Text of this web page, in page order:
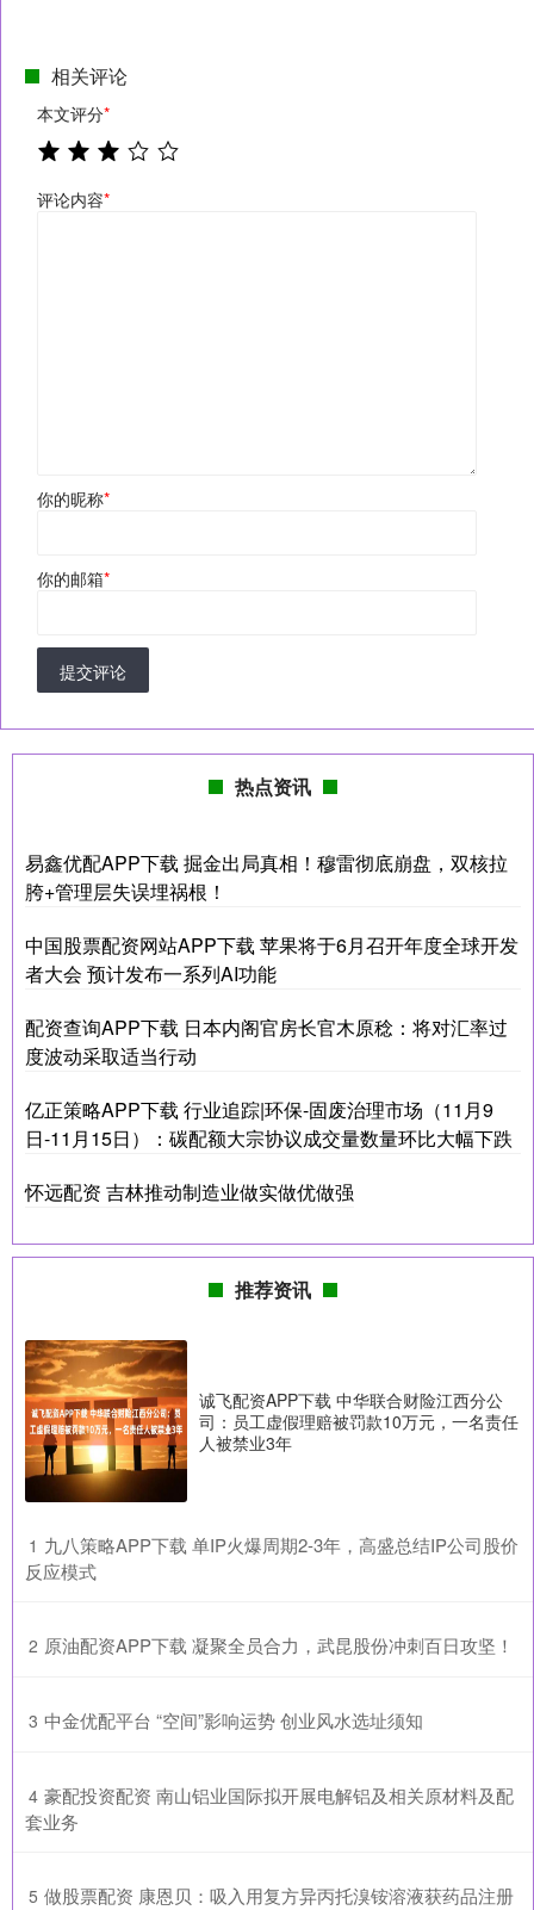
相关评论
本文评分*
评论内容*
你的昵称*
你的邮箱*
提交评论
热点资讯
易鑫优配APP下载 掘金出局真相！穆雷彻底崩盘，双核拉
胯+管理层失误埋祸根！
中国股票配资网站APP下载 苹果将于6月召开年度全球开发
者大会 预计发布一系列AI功能
配资查询APP下载 日本内阁官房长官木原稔：将对汇率过
度波动采取适当行动
亿正策略APP下载 行业追踪|环保-固废治理市场（11月9
日-11月15日）：碳配额大宗协议成交量数量环比大幅下跌
怀远配资 吉林推动制造业做实做优做强
推荐资讯
诚飞配资APP下载 中华联合财险江西分公
司：员工虚假理赔被罚款10万元，一名责任
人被禁业3年
1 ​九八策略APP下载 单IP火爆周期2-3年，高盛总结IP公司股价
反应模式
2 ​原油配资APP下载 凝聚全员合力，武昆股份冲刺百日攻坚！
3 ​中金优配平台 “空间”影响运势 创业风水选址须知
4 ​豪配投资配资 南山铝业国际拟开展电解铝及相关原材料及配
套业务
5 ​做股票配资 康恩贝：吸入用复方异丙托溴铵溶液获药品注册